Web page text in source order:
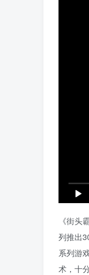
《街
列推出
系列游
术，十